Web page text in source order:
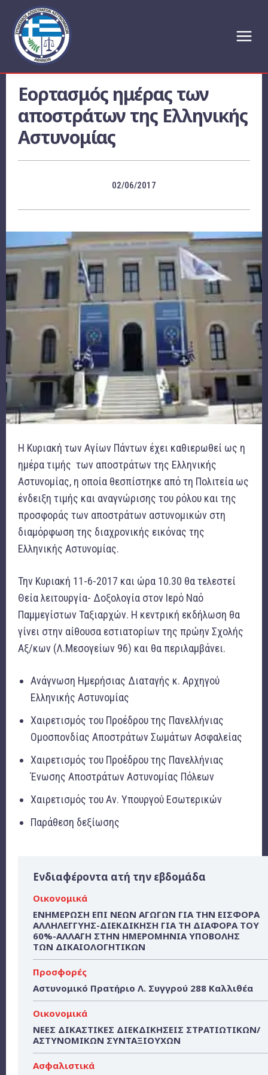
Εορτασμός ημέρας των
αποστράτων της Ελληνικής
Αστυνομίας
02/06/2017
Η Κυριακή των Αγίων Πάντων έχει καθιερωθεί ως η
ημέρα τιμής των αποστράτων της Ελληνικής
Αστυνομίας, η οποία θεσπίστηκε από τη Πολιτεία ως
ένδειξη τιμής και αναγνώρισης του ρόλου και της
προσφοράς των αποστράτων αστυνομικών στη
διαμόρφωση της διαχρονικής εικόνας της
Ελληνικής Αστυνομίας.
Την Κυριακή 11-6-2017 και ώρα 10.30 θα τελεστεί
Θεία λειτουργία- Δοξολογία στον Ιερό Ναό
Παμμεγίστων Ταξιαρχών. Η κεντρική εκδήλωση θα
γίνει στην αίθουσα εστιατορίων της πρώην Σχολής
Αξ/κων (Λ.Μεσογείων 96) και θα περιλαμβάνει.
Ανάγνωση Ημερήσιας Διαταγής κ. Αρχηγού
Ελληνικής Αστυνομίας
Χαιρετισμός του Προέδρου της Πανελλήνιας
Ομοσπονδίας Αποστράτων Σωμάτων Ασφαλείας
Χαιρετισμός του Προέδρου της Πανελλήνιας
Ένωσης Αποστράτων Αστυνομίας Πόλεων
Χαιρετισμός του Αν. Υπουργού Εσωτερικών
Παράθεση δεξίωσης
Ενδιαφέροντα ατή την εβδομάδα
Οικονομικά
ΕΝΗΜΕΡΩΣΗ ΕΠΙ ΝΕΩΝ ΑΓΩΓΩΝ ΓΙΑ ΤΗΝ ΕΙΣΦΟΡΑ
ΑΛΛΗΛΕΓΓΥΗΣ-ΔΙΕΚΔΙΚΗΣΗ ΓΙΑ ΤΗ ΔΙΑΦΟΡΑ ΤΟΥ
60%-ΑΛΛΑΓΗ ΣΤΗΝ ΗΜΕΡΟΜΗΝΙΑ ΥΠΟΒΟΛΗΣ
ΤΩΝ ΔΙΚΑΙΟΛΟΓΗΤΙΚΩΝ
Προσφορές
Αστυνομικό Πρατήριο Λ. Συγγρού 288 Καλλιθέα
Οικονομικά
ΝΕΕΣ ΔΙΚΑΣΤΙΚΕΣ ΔΙΕΚΔΙΚΗΣΕΙΣ ΣΤΡΑΤΙΩΤΙΚΩΝ/
ΑΣΤΥΝΟΜΙΚΩΝ ΣΥΝΤΑΞΙΟΥΧΩΝ
Ασφαλιστικά